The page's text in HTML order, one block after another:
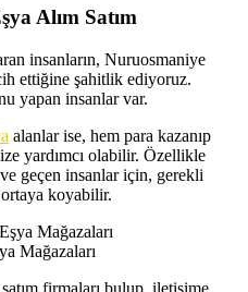
Alım Satım
insanların, Nuruosmaniye
ettiğine şahitlik ediyoruz.
yapan insanlar var.
alanlar ise, hem para kazanıp
yardımcı olabilir. Özellikle
geçen insanlar için, gerekli
ortaya koyabilir.
Mağazaları
firmaları bulup, iletişime